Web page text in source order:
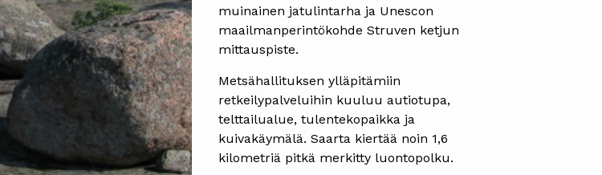
muinainen jatulintarha ja Unescon
maailmanperintökohde Struven ketjun
mittauspiste.
Metsähallituksen ylläpitämiin
retkeilypalveluihin kuuluu autiotupa,
telttailualue, tulentekopaikka ja
kuivakäymälä. Saarta kiertää noin 1,6
kilometriä pitkä merkitty luontopolku.